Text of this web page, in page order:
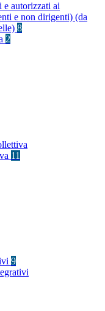
autorizzati ai
e non dirigenti) (da
8
2
11
9